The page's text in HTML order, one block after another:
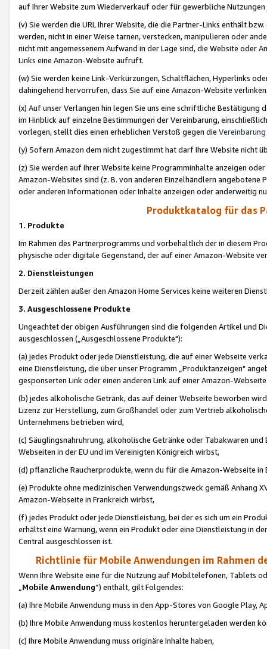
auf Ihrer Website zum Wiederverkauf oder für gewerbliche
(v) Sie werden die URL Ihrer Website, die die Partner-Links enthält
werden, nicht in einer Weise tarnen, verstecken, manipulieren oder
nicht mit angemessenem Aufwand in der Lage sind, die Website oder
Links eine Amazon-Website aufruft.
(w) Sie werden keine Link-Verkürzungen, Schaltflächen, Hyperlinks
dahingehend hervorrufen, dass Sie auf eine Amazon-Website
(x) Auf unser Verlangen hin legen Sie uns eine schriftliche
im Hinblick auf einzelne Bestimmungen der Vereinbarung,
vorlegen, stellt dies einen erheblichen Verstoß gegen die Vereinbarung
(y) Sofern Amazon dem nicht zugestimmt hat darf Ihre Website nicht
(z) Sie werden auf Ihrer Website keine Programminhalte anzeigen
Amazon-Websites sind (z. B. von anderen Einzelhändlern
oder anderen Informationen oder Inhalte anzeigen oder anderweitig
Produktkatalog für das
1. Produkte
Im Rahmen des Partnerprogramms und vorbehaltlich der in diesem
physische oder digitale Gegenstand, der auf einer Amazon-Website
2. Dienstleistungen
Derzeit zählen außer den Amazon Home Services keine weiteren
3. Ausgeschlossene Produkte
Ungeachtet der obigen Ausführungen sind die folgenden Artikel und
ausgeschlossen („Ausgeschlossene Produkte"):
(a) jedes Produkt oder jede Dienstleistung, die auf einer Webseite
eine Dienstleistung, die über unser Programm „Produktanzeigen"
gesponserten Link oder einen anderen Link auf einer Amazon-
(b) jedes alkoholische Getränk, das auf deiner Webseite beworben
Lizenz zur Herstellung, zum Großhandel oder zum Vertrieb
Unternehmens betrieben wird,
(c) Säuglingsnahruhrung, alkoholische Getränke oder Tabakwaren
Webseiten in der EU und im Vereinigten Königreich wirbst,
(d) pflanzliche Raucherprodukte, wenn du für die Amazon-Webseite in
(e) Produkte ohne medizinischen Verwendungszweck gemäß Anhang
Amazon-Webseite in Frankreich wirbst,
(f) jedes Produkt oder jede Dienstleistung, bei der es sich um ein
erhältst eine Warnung, wenn ein Produkt oder eine Dienstleistung in
Central ausgeschlossen ist.
Richtlinie für Mobile Anwendungen im Rahmen
Wenn Ihre Website eine für die Nutzung auf Mobiltelefonen, Tablets
„Mobile Anwendung“) enthält, gilt Folgendes:
(a) Ihre Mobile Anwendung muss in den App-Stores von Google Play,
(b) Ihre Mobile Anwendung muss kostenlos heruntergeladen werden
(c) Ihre Mobile Anwendung muss originäre Inhalte haben,